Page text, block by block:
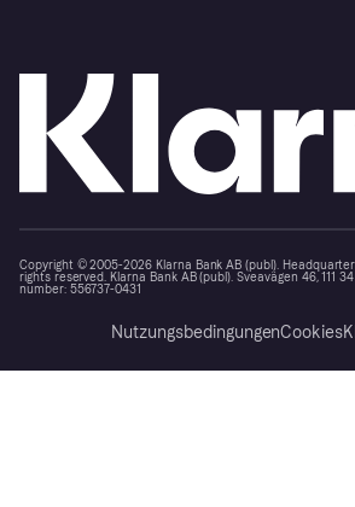
Copyright © 2005-2026 Klarna Bank AB (publ).
rights reserved. Klarna Bank AB (publ). Sveavägen 46, 111
number: 556737-0431
NutzungsbedingungenCookies